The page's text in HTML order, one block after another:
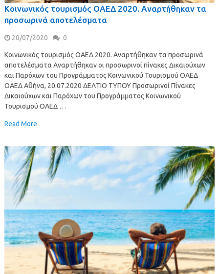
Κοινωνικός τουρισμός ΟΑΕΔ 2020. Αναρτήθηκαν τα
προσωρινά αποτελέσματα
20/07/2020 0
Κοινωνικός τουρισμός ΟΑΕΔ 2020. Αναρτήθηκαν τα προσωρινά
αποτελέσματα Αναρτήθηκαν οι προσωρινοί πίνακες Δικαιούχων
και Παρόχων του Προγράμματος Κοινωνικού Τουρισμού ΟΑΕΔ
ΟΑΕΔ Αθήνα, 20.07.2020 ΔΕΛΤΙΟ ΤΥΠΟΥ Προσωρινοί Πίνακες
Δικαιούχων και Παρόχων του Προγράμματος Κοινωνικού
Τουρισμού ΟΑΕΔ …
Read More